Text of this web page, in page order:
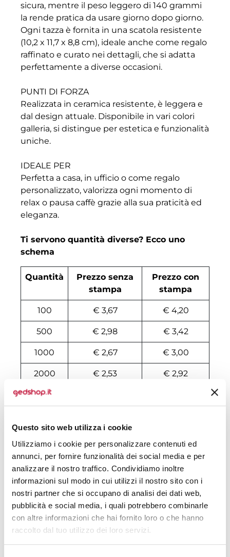
Questo sito web utilizza i cookie
Utilizziamo i cookie per personalizzare contenuti ed
annunci, per fornire funzionalità dei social media e per
analizzare il nostro traffico. Condividiamo inoltre
informazioni sul modo in cui utilizzi il nostro sito con i
nostri partner che si occupano di analisi dei dati web,
pubblicità e social media, i quali potrebbero combinarle
con altre informazioni che hai fornito loro o che hanno
raccolto dal tuo utilizzo dei loro servizi.
sicura, mentre il peso leggero di 140 grammi
la rende pratica da usare giorno dopo giorno.
Ogni tazza è fornita in una scatola resistente
(10,2 x 11,7 x 8,8 cm), ideale anche come regalo
raffinato e curato nei dettagli, che si adatta
perfettamente a diverse occasioni.
PUNTI DI FORZA
Realizzata in ceramica resistente, è leggera e
dal design attuale. Disponibile in vari colori
galleria, si distingue per estetica e funzionalità
uniche.
IDEALE PER
Perfetta a casa, in ufficio o come regalo
personalizzato, valorizza ogni momento di
relax o pausa caffè grazie alla sua praticità ed
eleganza.
Ti servono quantità diverse? Ecco uno
schema
Quantità
Prezzo senza
stampa
Prezzo con
stampa
100 € 3,67 € 4,20
500 € 2,98 € 3,42
1000 € 2,67 € 3,00
2000 € 2,53 € 2,92
3000
6000 € 2,46 € 2,76
7000 € 2,43 € 2,70
8000 € 2,42
10000 € 2,36 € 2,64